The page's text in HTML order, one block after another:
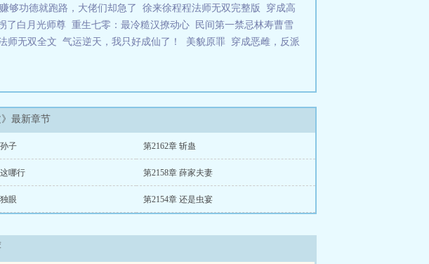
够功德就跑路，大佬们却急了 徐来徐程程法师无双完整版
穿成高
了白月光师尊 重生七零：最冷糙汉撩动心
民间第一禁忌林寿曹雪
师无双全文 气运逆天，我只好成仙了！ 美貌原罪 穿成恶雌，反派
》最新章节
子 第2162章 斩蛊
哪行 第2158章 薛家夫妻
眼 第2154章 还是虫宴